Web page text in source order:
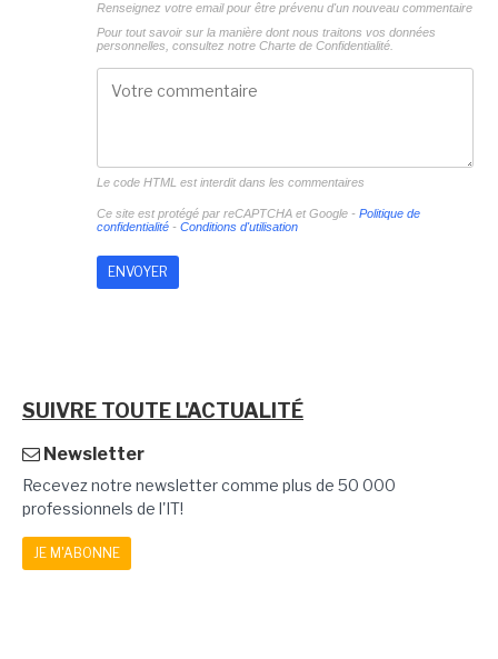
Renseignez votre email pour être prévenu d'un nouveau commentaire
Pour tout savoir sur la manière dont nous traitons vos données
personnelles, consultez notre Charte de Confidentialité.
Le code HTML est interdit dans les commentaires
Ce site est protégé par reCAPTCHA et Google - Politique de
confidentialité- Conditions d'utilisation
SUIVRE TOUTE L'ACTUALITÉ
Newsletter
Recevez notre newsletter comme plus de 50 000
professionnels de l'IT!
JE M'ABONNE